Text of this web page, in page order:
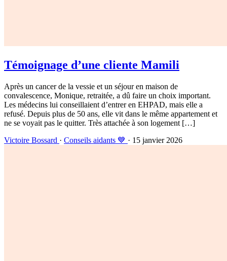
Témoignage d’une cliente Mamili
Après un cancer de la vessie et un séjour en maison de
convalescence, Monique, retraitée, a dû faire un choix important.
Les médecins lui conseillaient d’entrer en EHPAD, mais elle a
refusé. Depuis plus de 50 ans, elle vit dans le même appartement et
ne se voyait pas le quitter. Très attachée à son logement […]
Victoire Bossard · Conseils aidants 💙 · 15 janvier 2026